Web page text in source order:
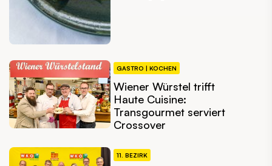
GASTRO | KOCHEN
Wiener Würstel trifft
Haute Cuisine:
Transgourmet serviert
Crossover
11. BEZIRK